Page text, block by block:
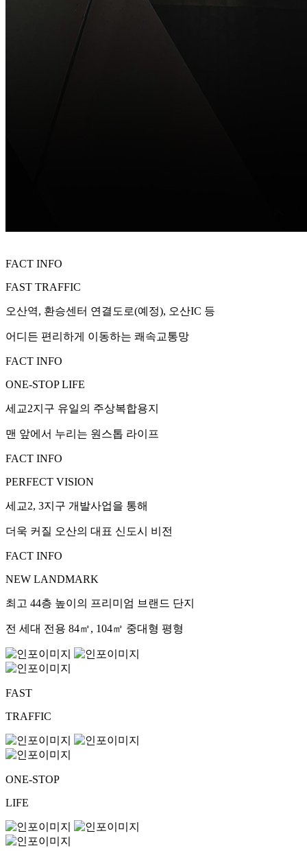
FACT INFO
FAST TRAFFIC
오산역, 환승센터 연결도로(예정), 오산IC 등
어디든 편리하게 이동하는 쾌속교통망
FACT INFO
ONE-STOP LIFE
세교2지구 유일의 주상복합용지
맨 앞에서 누리는 원스톱 라이프
FACT INFO
PERFECT VISION
세교2, 3지구 개발사업을 통해
더욱 커질 오산의 대표 신도시 비전
FACT INFO
NEW LANDMARK
최고 44층 높이의 프리미엄 브랜드 단지
전 세대 전용 84㎡, 104㎡ 중대형 평형
FAST
TRAFFIC
ONE-STOP
LIFE